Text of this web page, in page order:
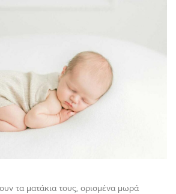
τα ματάκια τους, ορισμένα μωρά